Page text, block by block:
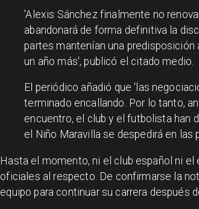
'Alexis Sánchez finalmente no
abandonará de forma definitiva la
partes mantenían una
un año más', publicó el citado medio.
El periódico añadió que 'las
terminado encallando. Por lo tanto,
encuentro, el club y el futbolista han
el Niño Maravilla se despedirá en las
Hasta el momento, ni el club español ni
oficiales al respecto. De confirmarse la
equipo para continuar su carrera después